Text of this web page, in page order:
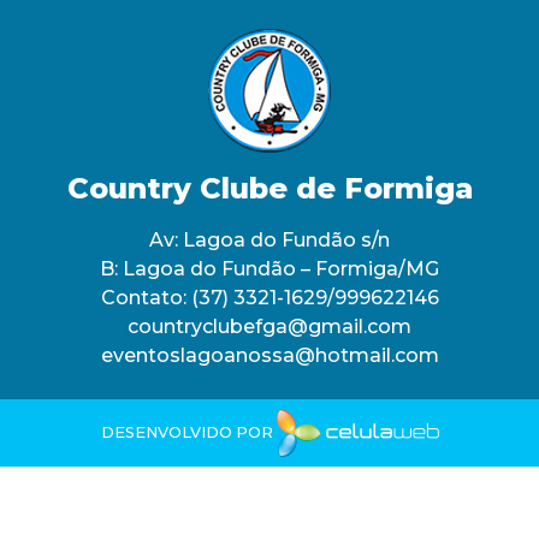
Country Clube de Formiga
Av: Lagoa do Fundão s/n
B: Lagoa do Fundão – Formiga/MG
Contato: (37) 3321-1629/999622146
countryclubefga@gmail.com
eventoslagoanossa@hotmail.com
DESENVOLVIDO POR